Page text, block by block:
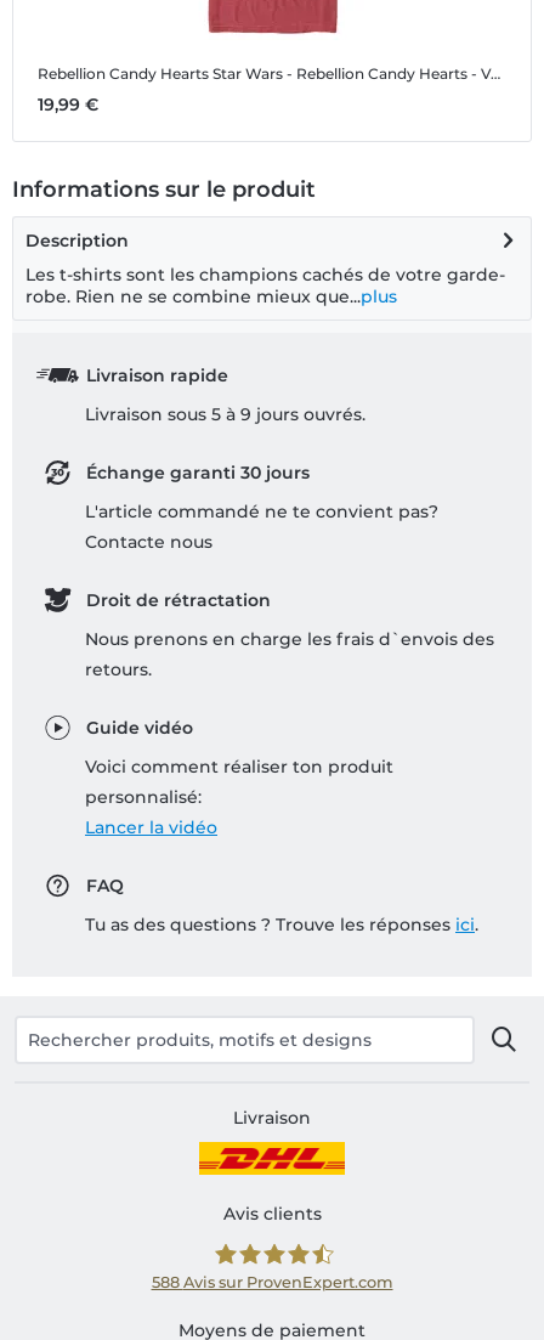
Rebellion Candy Hearts Star Wars - Rebellion Candy Hearts - Valentine's Day - Homme T-shirt
19,99 €
Informations sur le produit
Description
Les t-shirts sont les champions cachés de votre garde-
robe. Rien ne se combine mieux que...plus
Livraison rapide
Livraison sous 5 à 9 jours ouvrés.
Échange garanti 30 jours
L'article commandé ne te convient pas?
Contacte nous
Droit de rétractation
Nous prenons en charge les frais d`envois des
retours.
Guide vidéo
Voici comment réaliser ton produit
personnalisé:
Lancer la vidéo
FAQ
Tu as des questions ? Trouve les réponses ici.
Livraison
Avis clients
Shirtinator FR
588 Avis sur ProvenExpert.com
Moyens de paiement